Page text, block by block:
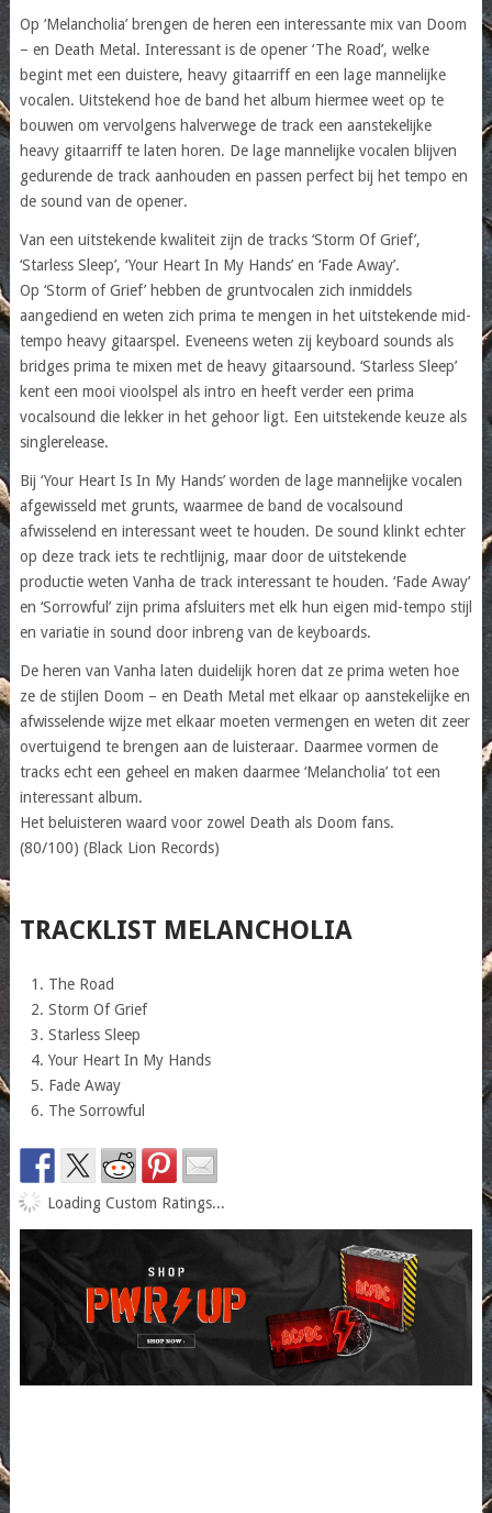
Op ‘Melancholia’ brengen de heren een interessante mix van Doom
– en Death Metal. Interessant is de opener ‘The Road’, welke
begint met een duistere, heavy gitaarriff en een lage mannelijke
vocalen. Uitstekend hoe de band het album hiermee weet op te
bouwen om vervolgens halverwege de track een aanstekelijke
heavy gitaarriff te laten horen. De lage mannelijke vocalen blijven
gedurende de track aanhouden en passen perfect bij het tempo en
de sound van de opener.
Van een uitstekende kwaliteit zijn de tracks ‘Storm Of Grief’,
‘Starless Sleep’, ‘Your Heart In My Hands’ en ‘Fade Away’.
Op ‘Storm of Grief’ hebben de gruntvocalen zich inmiddels
aangediend en weten zich prima te mengen in het uitstekende mid-
tempo heavy gitaarspel. Eveneens weten zij keyboard sounds als
bridges prima te mixen met de heavy gitaarsound. ‘Starless Sleep’
kent een mooi vioolspel als intro en heeft verder een prima
vocalsound die lekker in het gehoor ligt. Een uitstekende keuze als
singlerelease.
Bij ‘Your Heart Is In My Hands’ worden de lage mannelijke vocalen
afgewisseld met grunts, waarmee de band de vocalsound
afwisselend en interessant weet te houden. De sound klinkt echter
op deze track iets te rechtlijnig, maar door de uitstekende
productie weten Vanha de track interessant te houden. ‘Fade Away’
en ‘Sorrowful’ zijn prima afsluiters met elk hun eigen mid-tempo stijl
en variatie in sound door inbreng van de keyboards.
De heren van Vanha laten duidelijk horen dat ze prima weten hoe
ze de stijlen Doom – en Death Metal met elkaar op aanstekelijke en
afwisselende wijze met elkaar moeten vermengen en weten dit zeer
overtuigend te brengen aan de luisteraar. Daarmee vormen de
tracks echt een geheel en maken daarmee ‘Melancholia’ tot een
interessant album.
Het beluisteren waard voor zowel Death als Doom fans.
(80/100) (Black Lion Records)
TRACKLIST MELANCHOLIA
The Road
Storm Of Grief
Starless Sleep
Your Heart In My Hands
Fade Away
The Sorrowful
Loading Custom Ratings...